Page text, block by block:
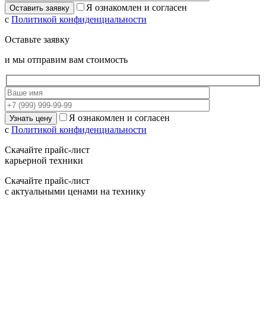
Я ознакомлен и согласен
с Политикой конфиденциальности
Оставьте заявку
и мы отправим вам стоимость
Я ознакомлен и согласен
с Политикой конфиденциальности
Скачайте прайс-лист
карьерной техники
Скачайте прайс-лист
с актуальными ценами на технику